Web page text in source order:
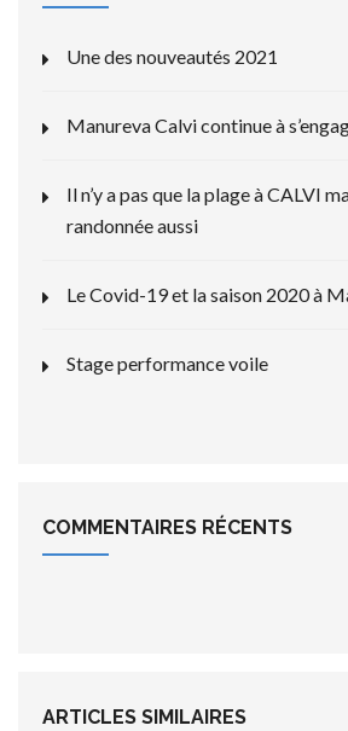
Une des nouveautés 2021
Manureva Calvi continue à
Il n’y a pas que la plage à CALVI
randonnée aussi
Le Covid-19 et la saison 2020 à
Stage performance voile
COMMENTAIRES RÉCENTS
ARTICLES SIMILAIRES